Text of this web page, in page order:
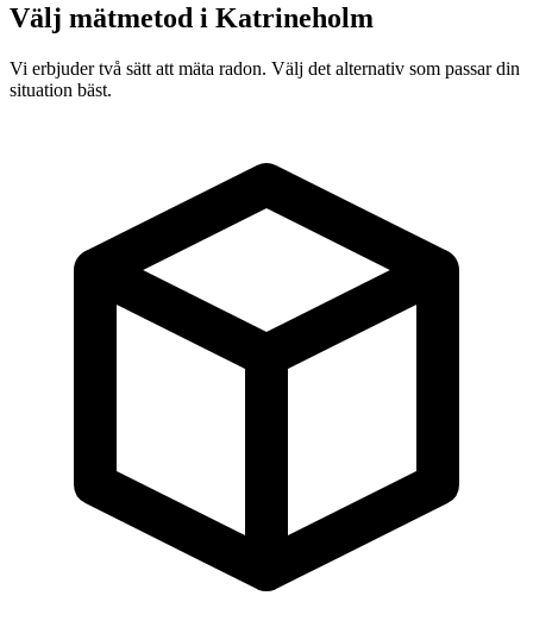
Välj mätmetod i Katrineholm
Vi erbjuder två sätt att mäta radon. Välj det alternativ som passar din
situation bäst.